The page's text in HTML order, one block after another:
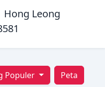
Hong Leong
Populer Peta